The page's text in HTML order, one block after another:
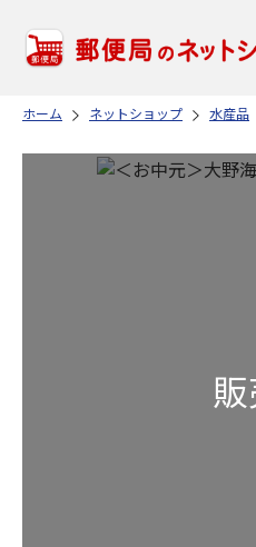
ホーム ネットショップ 水産品